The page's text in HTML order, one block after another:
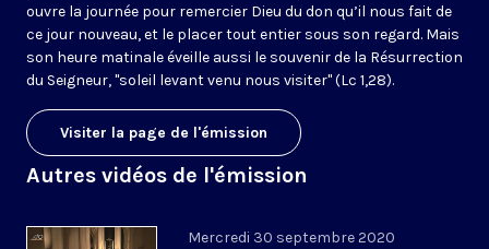
ouvre la journée pour remercier Dieu du don qu’il nous fait de
ce jour nouveau, et le placer tout entier sous son regard. Mais
son heure matinale éveille aussi le souvenir de la Résurrection
du Seigneur, "soleil levant venu nous visiter" (Lc 1,28).
Visiter la page de l'émission
Autres vidéos de l'émission
Mercredi 30 septembre 2020